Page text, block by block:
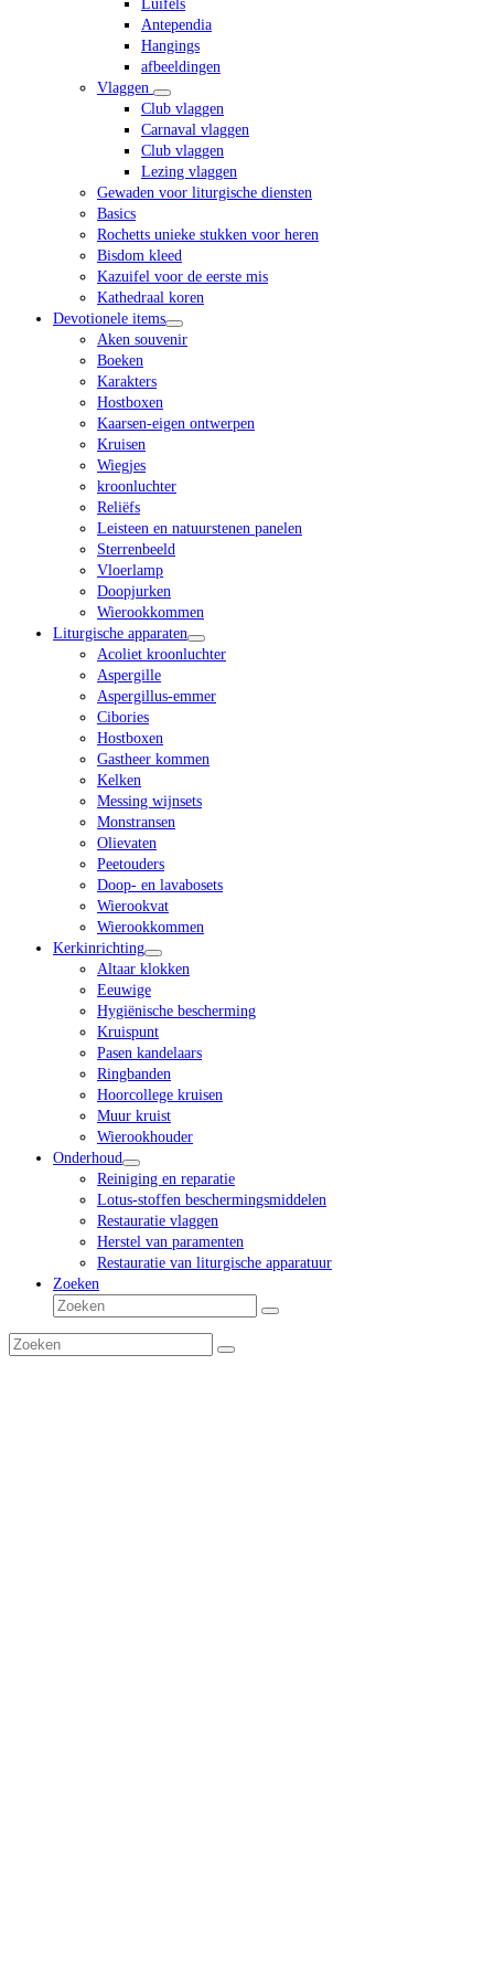
Luifels
Antependia
Hangings
afbeeldingen
Vlaggen
Club vlaggen
Carnaval vlaggen
Club vlaggen
Lezing vlaggen
Gewaden voor liturgische diensten
Basics
Rochetts unieke stukken voor heren
Bisdom kleed
Kazuifel voor de eerste mis
Kathedraal koren
Devotionele items
Aken souvenir
Boeken
Karakters
Hostboxen
Kaarsen-eigen ontwerpen
Kruisen
Wiegjes
kroonluchter
Reliëfs
Leisteen en natuurstenen panelen
Sterrenbeeld
Vloerlamp
Doopjurken
Wierookkommen
Liturgische apparaten
Acoliet kroonluchter
Aspergille
Aspergillus-emmer
Cibories
Hostboxen
Gastheer kommen
Kelken
Messing wijnsets
Monstransen
Olievaten
Peetouders
Doop- en lavabosets
Wierookvat
Wierookkommen
Kerkinrichting
Altaar klokken
Eeuwige
Hygiënische bescherming
Kruispunt
Pasen kandelaars
Ringbanden
Hoorcollege kruisen
Muur kruist
Wierookhouder
Onderhoud
Reiniging en reparatie
Lotus-stoffen beschermingsmiddelen
Restauratie vlaggen
Herstel van paramenten
Restauratie van liturgische apparatuur
Zoeken
Zoeken
Verzenden
Zoeken
Verzenden